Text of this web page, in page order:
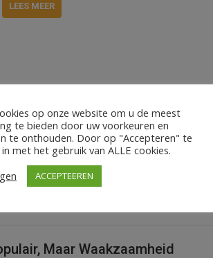
LEES MEER
Maar Waakzaamheid
op onze website om u de meest
te bieden door uw voorkeuren en
te onthouden. Door op "Accepteren" te
met het gebruik van ALLE cookies.
ACCEPTEEREN